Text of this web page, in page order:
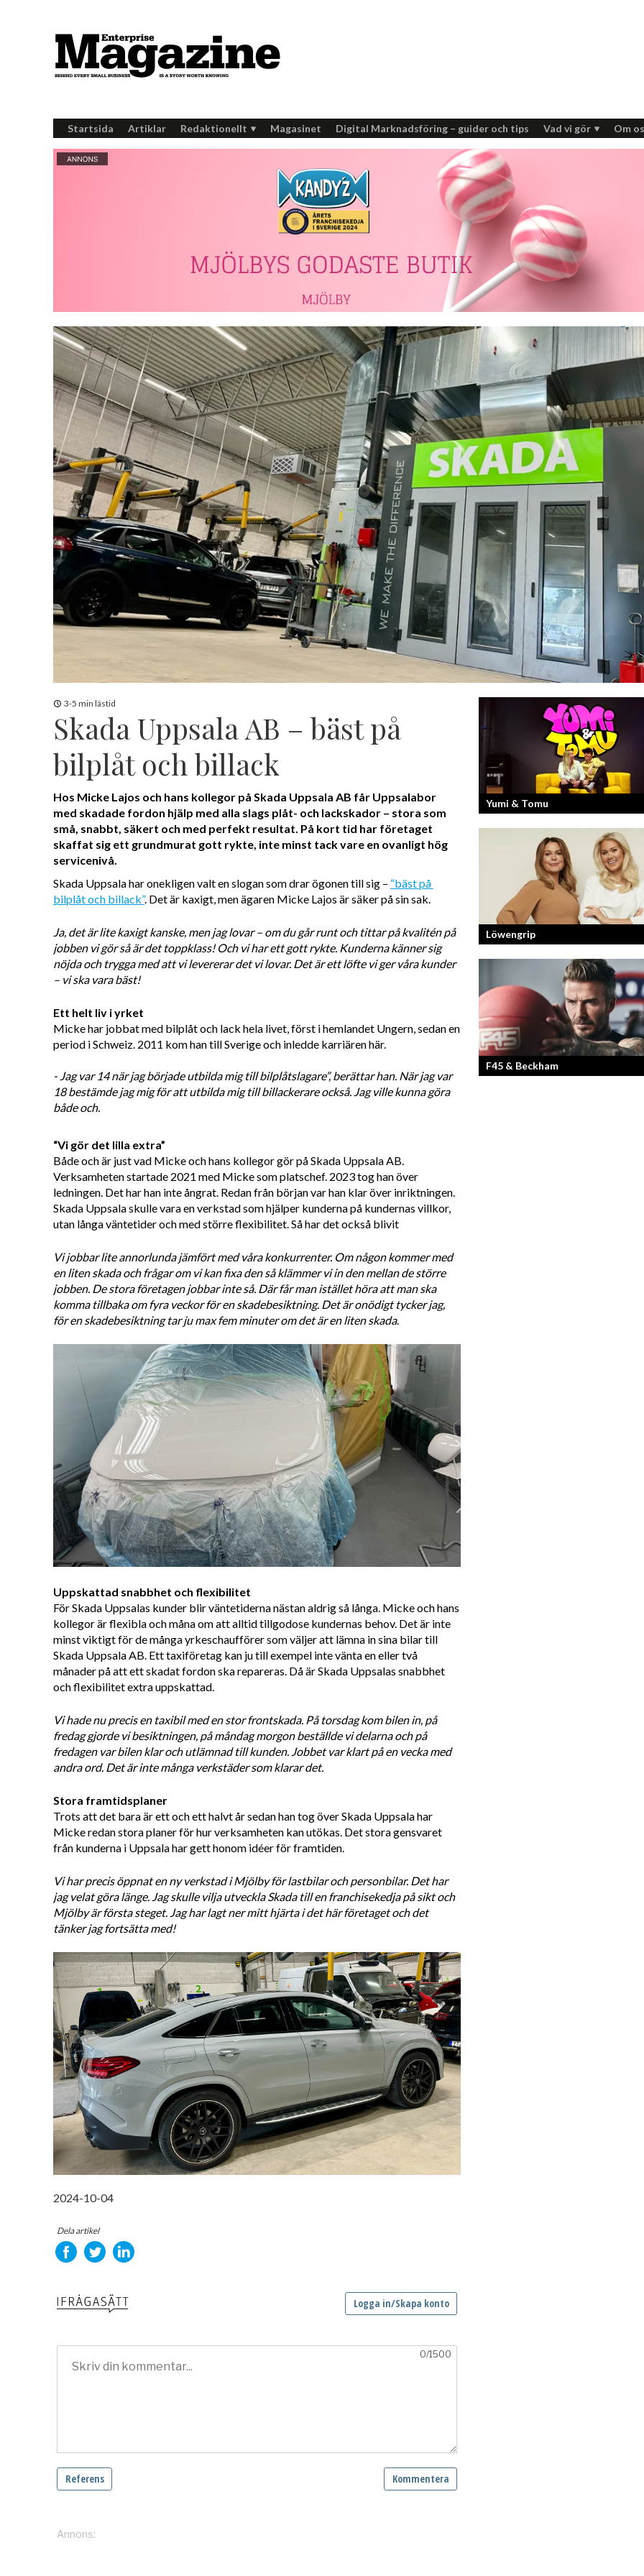
Startsida Artiklar Redaktionellt Magasinet Digital Marknadsföring – guider och tips Vad vi gör Om
3-5 min lästid
Skada Uppsala AB – bäst på
bilplåt och billack
Hos Micke Lajos och hans kollegor på Skada Uppsala AB får Uppsalabor
med skadade fordon hjälp med alla slags plåt- och lackskador – stora som
små, snabbt, säkert och med perfekt resultat. På kort tid har företaget
skaffat sig ett grundmurat gott rykte, inte minst tack vare en ovanligt hög
servicenivå.
Skada Uppsala har onekligen valt en slogan som drar ögonen till sig – “bäst på
bilplåt och billack”. Det är kaxigt, men ägaren Micke Lajos är säker på sin sak.
Ja, det är lite kaxigt kanske, men jag lovar – om du går runt och tittar på kvalitén på
jobben vi gör så är det toppklass! Och vi har ett gott rykte. Kunderna känner sig
nöjda och trygga med att vi levererar det vi lovar. Det är ett löfte vi ger våra kunder
– vi ska vara bäst!
Ett helt liv i yrket
Micke har jobbat med bilplåt och lack hela livet, först i hemlandet Ungern, sedan en
period i Schweiz. 2011 kom han till Sverige och inledde karriären här.
- Jag var 14 när jag började utbilda mig till bilplåtslagare”, berättar han. När jag var
18 bestämde jag mig för att utbilda mig till billackerare också. Jag ville kunna göra
både och.
“Vi gör det lilla extra”
Både och är just vad Micke och hans kollegor gör på Skada Uppsala AB.
Verksamheten startade 2021 med Micke som platschef. 2023 tog han över
ledningen. Det har han inte ångrat. Redan från början var han klar över inriktningen.
Skada Uppsala skulle vara en verkstad som hjälper kunderna på kundernas villkor,
utan långa väntetider och med större flexibilitet. Så har det också blivit
Vi jobbar lite annorlunda jämfört med våra konkurrenter. Om någon kommer med
en liten skada och frågar om vi kan fixa den så klämmer vi in den mellan de större
jobben. De stora företagen jobbar inte så. Där får man istället höra att man ska
komma tillbaka om fyra veckor för en skadebesiktning. Det är onödigt tycker jag,
för en skadebesiktning tar ju max fem minuter om det är en liten skada.
Uppskattad snabbhet och flexibilitet
För Skada Uppsalas kunder blir väntetiderna nästan aldrig så långa. Micke och hans
kollegor är flexibla och måna om att alltid tillgodose kundernas behov. Det är inte
minst viktigt för de många yrkeschaufförer som väljer att lämna in sina bilar till
Skada Uppsala AB. Ett taxiföretag kan ju till exempel inte vänta en eller två
månader på att ett skadat fordon ska repareras. Då är Skada Uppsalas snabbhet
och flexibilitet extra uppskattad.
Vi hade nu precis en taxibil med en stor frontskada. På torsdag kom bilen in, på
fredag gjorde vi besiktningen, på måndag morgon beställde vi delarna och på
fredagen var bilen klar och utlämnad till kunden. Jobbet var klart på en vecka med
andra ord. Det är inte många verkstäder som klarar det.
Stora framtidsplaner
Trots att det bara är ett och ett halvt år sedan han tog över Skada Uppsala har
Micke redan stora planer för hur verksamheten kan utökas. Det stora gensvaret
från kunderna i Uppsala har gett honom idéer för framtiden.
Vi har precis öppnat en ny verkstad i Mjölby för lastbilar och personbilar. Det har
jag velat göra länge. Jag skulle vilja utveckla Skada till en franchisekedja på sikt och
Mjölby är första steget. Jag har lagt ner mitt hjärta i det här företaget och det
tänker jag fortsätta med!
2024-10-04
Dela artikel
Yumi & Tomu
Läs mer om deras liv som YouTubers
Entreprenörer
Löwengrip
Från bloggare till influencer och
superentreprenör. En resa som
kvinnlig entreprenör med en enormt
förankran...
F45 & Beckham